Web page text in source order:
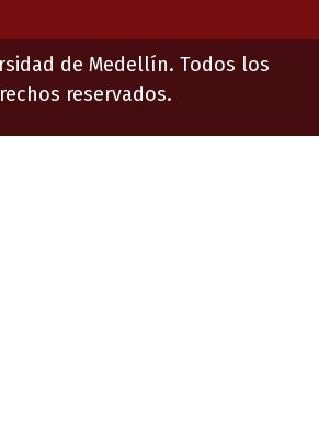
de Medellín. Todos los
reservados.